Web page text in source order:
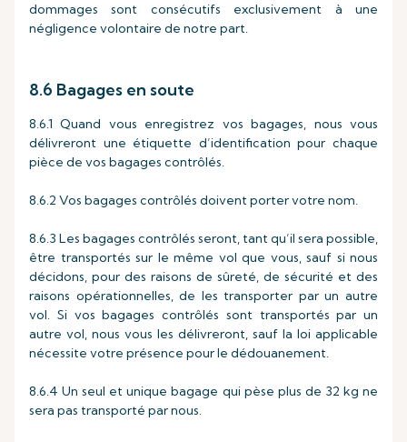
dommages sont consécutifs exclusivement à une
négligence volontaire de notre part.
8.6 Bagages en soute
8.6.1 Quand vous enregistrez vos bagages, nous vous
délivreront une étiquette d’identification pour chaque
pièce de vos bagages contrôlés.
8.6.2 Vos bagages contrôlés doivent porter votre nom.
8.6.3 Les bagages contrôlés seront, tant qu’il sera possible,
être transportés sur le même vol que vous, sauf si nous
décidons, pour des raisons de sûreté, de sécurité et des
raisons opérationnelles, de les transporter par un autre
vol. Si vos bagages contrôlés sont transportés par un
autre vol, nous vous les délivreront, sauf la loi applicable
nécessite votre présence pour le dédouanement.
8.6.4 Un seul et unique bagage qui pèse plus de 32 kg ne
sera pas transporté par nous.